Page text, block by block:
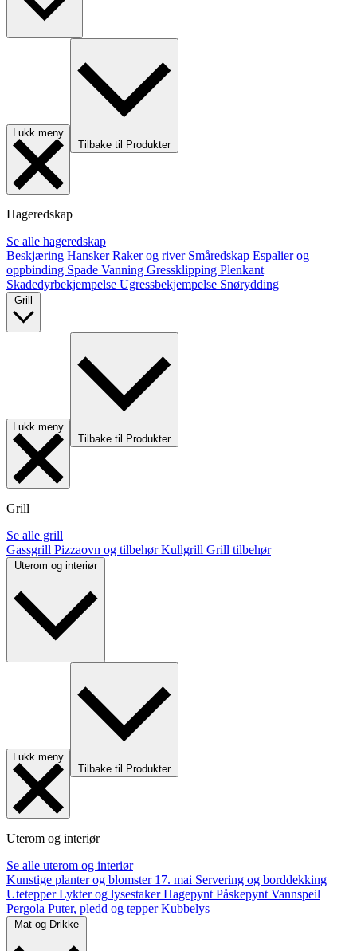
Lukk meny
Tilbake til Produkter
Hageredskap
Se alle hageredskap
Beskjæring HanskerRaker og river Småredskap Espalier og
oppbinding Spade Vanning Gressklipping Plenkant
Skadedyrbekjempelse Ugressbekjempelse Snørydding
Lukk meny
Tilbake til Produkter
Grill
Se alle grill
Gassgrill Pizzaovn og tilbehørKullgrill Grill tilbehør
Uterom og interiør
Lukk meny
Tilbake til Produkter
Uterom og interiør
Se alle uterom og interiør
Kunstige planter og blomster 17. mai Servering og borddekking
UtetepperLykter og lysestakerHagepynt Påskepynt Vannspeil
Pergola Puter, pledd og tepperKubbelys